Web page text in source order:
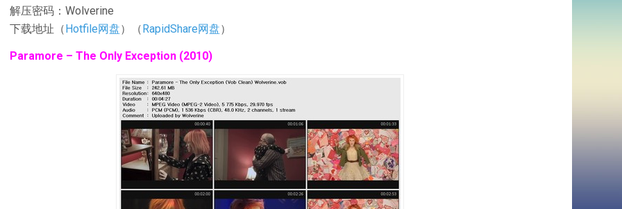
解压密码：Wolverine
下载地址（Hotfile网盘）（RapidShare网盘）
Paramore – The Only Exception (2010)